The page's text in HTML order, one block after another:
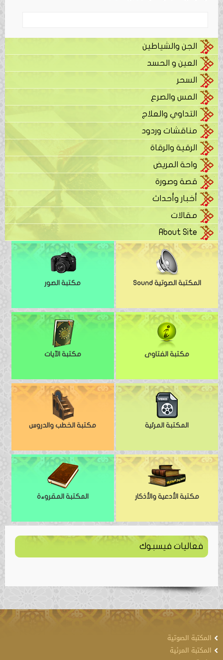
الجن والشياطين
العين و الحسد
السحر
المس والصرع
التداوي والعلاج
مناقشات وردود
الرقية والرقاة
واحة المريض
قصة وصورة
أخبار وأحداث
مقالات
About Site
المكتبة الصوتية Sound مكتبة الصور
مكتبة الفتاوى مكتبة الآيات
المكتبة المرئية مكتبة الخطب والدروس
مكتبة الأدعية والأذكار المكتبة المقروءة
فعاليات فيسبوك
المكتبة الصوتية
المكتبة المرئية